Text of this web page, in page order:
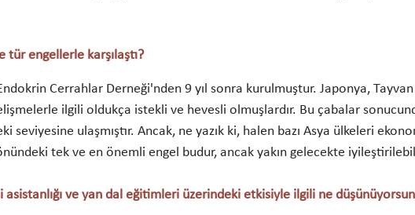
engellerle karşılaştı?
Cerrahlar Derneği'nden 9 yıl sonra kurulmuştur. Japonya,
ilgili oldukça istekli ve hevesli olmuşlardır. Bu çabalar
ulaşmıştır. Ancak, ne yazık ki, halen bazı Asya ülkeleri
tek ve en önemli engel budur, ancak yakın gelecekte
ve yan dal eğitimleri üzerindeki etkisiyle ilgili ne